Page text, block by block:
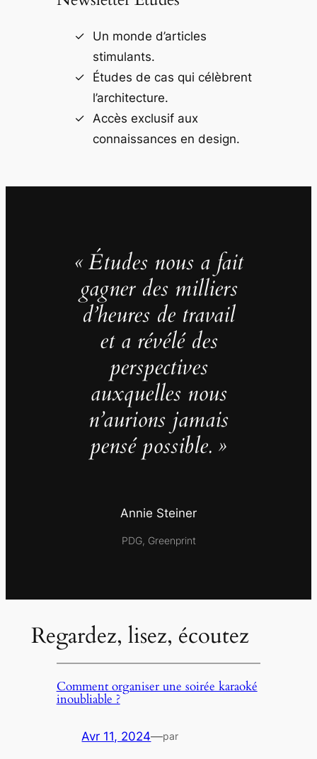
Un monde d’articles
stimulants.
Études de cas qui célèbrent
l’architecture.
Accès exclusif aux
connaissances en design.
« Études nous a fait
gagner des milliers
d’heures de travail
et a révélé des
perspectives
auxquelles nous
n’aurions jamais
pensé possible. »
Annie Steiner
PDG, Greenprint
Regardez, lisez, écoutez
Comment organiser une soirée karaoké
inoubliable ?
Avr 11, 2024—par